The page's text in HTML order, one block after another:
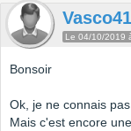
Vasco41
Le 04/10/2019
Bonsoir
Ok, je ne connais
Mais c'est encore